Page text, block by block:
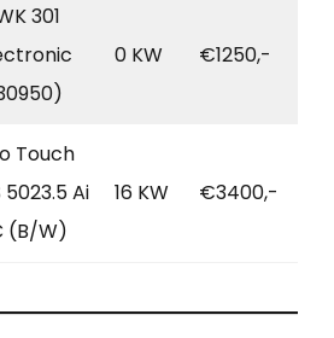
301
0 KW €1250,-
Touch
5023.5 Ai
(B/W)
16 KW €3400,-